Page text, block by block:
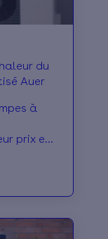
du
Auer
à
prix et